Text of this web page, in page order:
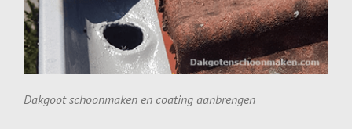
Dakgoot schoonmaken en coating aanbrengen